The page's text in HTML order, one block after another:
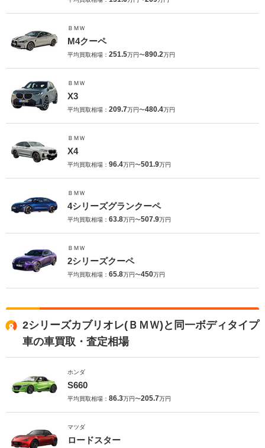
ＢＭＷ
M4クーペ
平均買取相場： 251.5万円〜890.2万円
ＢＭＷ
X3
平均買取相場： 209.7万円〜480.4万円
ＢＭＷ
X4
平均買取相場： 96.4万円〜501.9万円
ＢＭＷ
4シリーズグランクーペ
平均買取相場： 63.8万円〜507.9万円
ＢＭＷ
2シリーズクーペ
平均買取相場： 65.8万円〜450万円
2シリーズカブリオレ(ＢＭＷ)と同一ボディタイプ
車の車買取・査定相場
ホンダ
S660
平均買取相場： 86.3万円〜205.7万円
マツダ
ロードスター